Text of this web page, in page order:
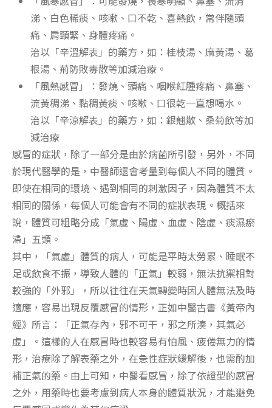
涕、白色稀痰、咳嗽、口不乾、喜熱飲，常伴隨頭
痛、肩頸緊、身體疼痛。
治以「辛溫解表」的藥方，如：桂枝湯、麻黃湯、葛
根湯、荊防敗毒散等加減治療。
「風熱感冒」：發燒、頭痛、咽喉紅腫疼痛、鼻塞、
流黃稠涕、黏稠黃痰、咳嗽、口很乾一直想喝水。
治以「辛涼解表」的藥方，如：銀翹散、桑菊飲等加
減治療
感冒的症狀，除了一部分是由於病菌所引發，另外，不同
於現代醫學的是，中醫師還會考量到每個人不同的體質。
即使在相同的環境、遇到相同的刺激因子，因為體質不太
相同的關係，每個人可能會有不同的症狀表現。概括來
說，體質可粗略分成「氣虛、陽虛、血虛、陰虛、痰濕瘀
滯」五類。
其中，「氣虛」體質的病人，可能是平時太勞累、睡眠不
足或飲食不振，導致人體的「正氣」較弱，無法抗禦相對
較強的「外邪」，所以往往在天氣轉變時因人體無法及時
適應，容易出現反覆感冒的情形，正如中醫古書《黃帝內
經》所言：「正氣存內，邪不可干，邪之所湊，其氣必
虛」。這樣的人在感冒時也較容易有怕風、疲倦無力的情
形，治療除了解表藥之外，在急性症狀緩解後，也需酌加
補正氣的藥。由上可知，中醫看感冒，除了依證型的感冒
之外，用藥時也要考慮到病人本身的體質狀況，才能避免